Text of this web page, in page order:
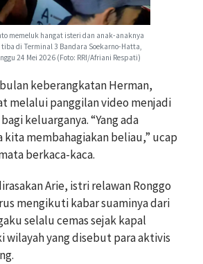
memeluk hangat isteri dan anak-anaknya
tiba di Terminal 3 Bandara Soekarno-Hatta,
24 Mei 2026 (Foto: RRI/Afriani Respati)
keberangkatan Herman,
melalui panggilan video menjadi
keluarganya. “Yang ada
kita membahagiakan beliau,” ucap
berkaca-kaca.
Arie, istri relawan Ronggo
mengikuti kabar suaminya dari
selalu cemas sejak kapal
wilayah yang disebut para aktivis